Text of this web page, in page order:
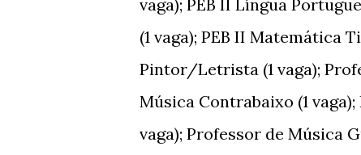
vaga); PEB II Língua
(1 vaga); PEB II Matemática
Pintor/Letrista (1 vaga);
Música Contrabaixo (1
vaga); Professor de Música